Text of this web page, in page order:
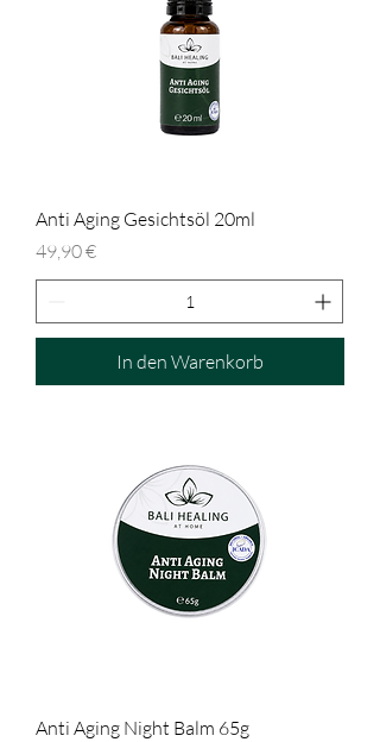
Anti Aging Gesichtsöl 20ml
Preis
49,90 €
In den Warenkorb
Anti Aging Night Balm 65g